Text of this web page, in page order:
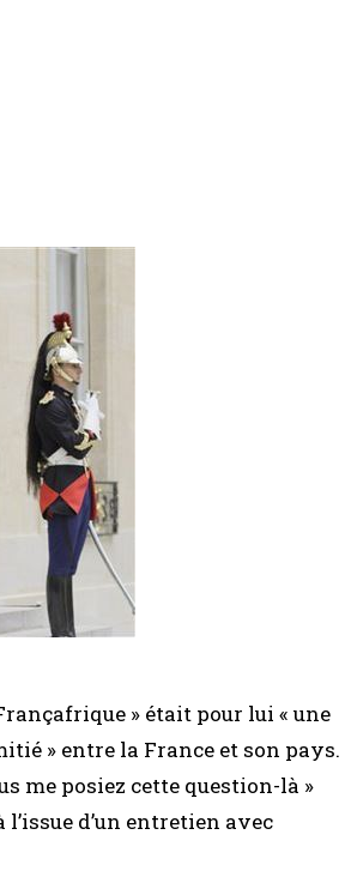
» était pour lui « une
» entre la France et son pays.
me posiez cette question-là »
d’un entretien avec